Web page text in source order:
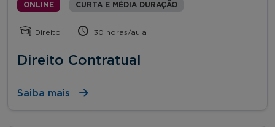
ONLINE CURTA E MÉDIA DURAÇÃO
Direito 30 horas/aula
Direito Contratual
Saiba mais